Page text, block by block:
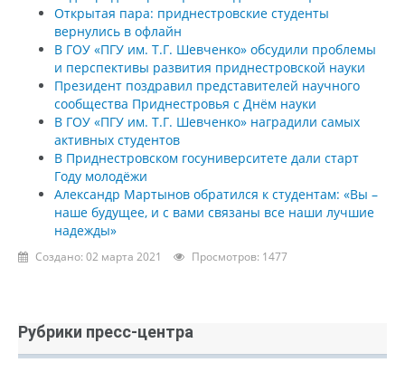
Открытая пара: приднестровские студенты
вернулись в офлайн
В ГОУ «ПГУ им. Т.Г. Шевченко» обсудили проблемы
и перспективы развития приднестровской науки
Президент поздравил представителей научного
сообщества Приднестровья с Днём науки
В ГОУ «ПГУ им. Т.Г. Шевченко» наградили самых
активных студентов
В Приднестровском госуниверситете дали старт
Году молодёжи
Александр Мартынов обратился к студентам: «Вы –
наше будущее, и с вами связаны все наши лучшие
надежды»
Создано: 02 марта 2021 Просмотров: 1477
Рубрики пресс-центра